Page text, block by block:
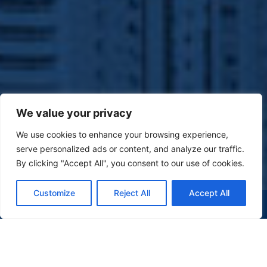
We value your privacy
We use cookies to enhance your browsing experience,
serve personalized ads or content, and analyze our traffic.
By clicking "Accept All", you consent to our use of cookies.
Customize Reject All Accept All
(47) 9 9977-7630